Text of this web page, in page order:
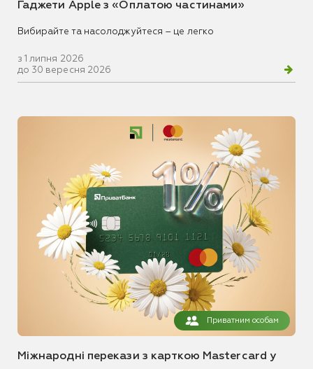
Гаджети Apple з «Оплатою частинами»
Вибирайте та насолоджуйтеся – це легко
з 1 липня 2026
до 30 вересня 2026
Приватним особам
Міжнародні перекази з карткою Mastercard у